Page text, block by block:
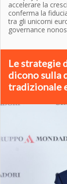
accelerare la
conferma la
tra gli unicorni
governance
Le strategie
dicono sulla
tradizionale